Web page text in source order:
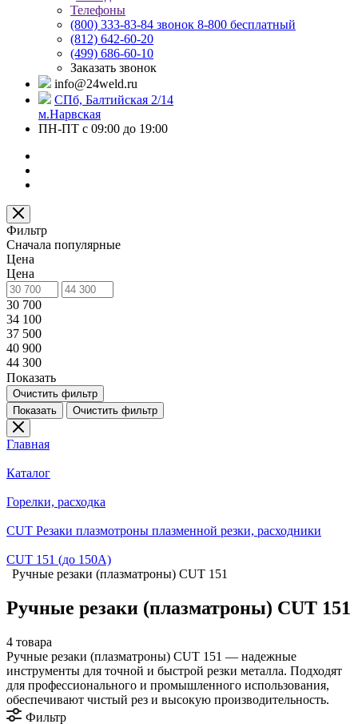
Телефоны
(800) 333-83-84 звонок 8-800 бесплатный
(812) 642-60-20
(499) 686-60-10
Заказать звонок
info@24weld.ru
СПб, Балтийская 2/14
м.Нарвская
ПН-ПТ с 09:00 до 19:00
Фильтр
Сначала популярные
Цена
Цена
30 700
34 100
37 500
40 900
44 300
Показать
Очистить фильтр
Показать
Очистить фильтр
Главная
Каталог
Горелки, расходка
CUT Резаки плазмотроны плазменной резки, расходники
CUT 151 (до 150А)
Ручные резаки (плазматроны) CUT 151
Ручные резаки (плазматроны) CUT 151
4 товара
Ручные резаки (плазматроны) CUT 151 — надежные
инструменты для точной и быстрой резки металла. Подходят
для профессионального и промышленного использования,
обеспечивают чистый рез и высокую производительность.
Фильтр